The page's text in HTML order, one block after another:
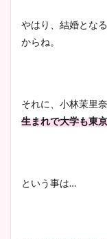
やはり、結婚とな
からね。
それに、小林茉里
生まれで大学も東
という事は…